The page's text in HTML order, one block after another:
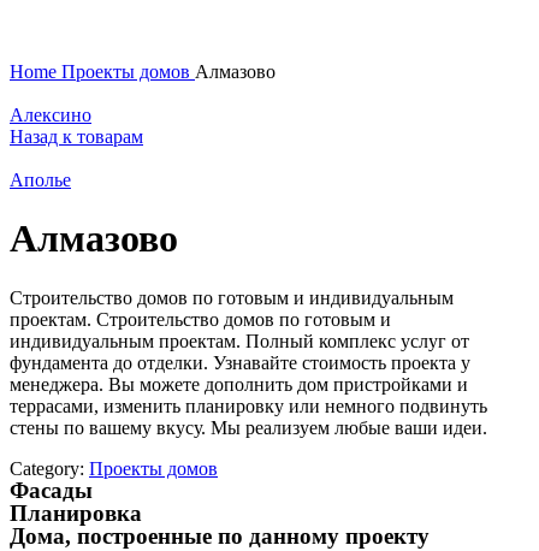
Home Проекты домов Алмазово
Алексино
Назад к товарам
Аполье
Алмазово
Строительство домов по готовым и индивидуальным
проектам. Строительство домов по готовым и
индивидуальным проектам. Полный комплекс услуг от
фундамента до отделки. Узнавайте стоимость проекта у
менеджера. Вы можете дополнить дом пристройками и
террасами, изменить планировку или немного подвинуть
стены по вашему вкусу. Мы реализуем любые ваши идеи.
Category: Проекты домов
Фасады
Планировка
Дома, построенные по данному проекту